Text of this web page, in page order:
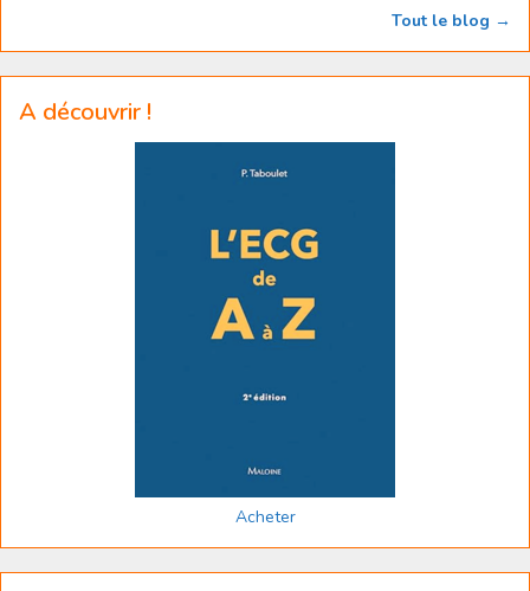
Tout le blog →
A découvrir !
Acheter